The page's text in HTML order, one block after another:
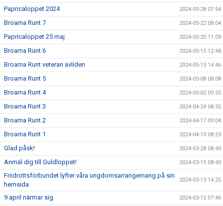
Papricaloppet 2024 2024-05-28 07:54
Broarna Runt 7 2024-05-22 08:04
Papricaloppet 25 maj 2024-05-20 11:09
Broarna Runt 6 2024-05-15 12:48
Broarna Runt veteran avliden 2024-05-13 14:46
Broarna Runt 5 2024-05-08 08:08
Broarna Runt 4 2024-05-02 09:55
Broarna Runt 3 2024-04-24 08:35
Broarna Runt 2 2024-04-17 09:04
Broarna Runt 1 2024-04-10 08:59
Glad påsk! 2024-03-28 08:40
Anmäl dig till Guldloppet! 2024-03-15 08:40
Friidrottsförbundet lyfter våra ungdomsarrangemang på sin
hemsida
2024-03-13 14:25
9 april närmar sig 2024-03-12 07:46